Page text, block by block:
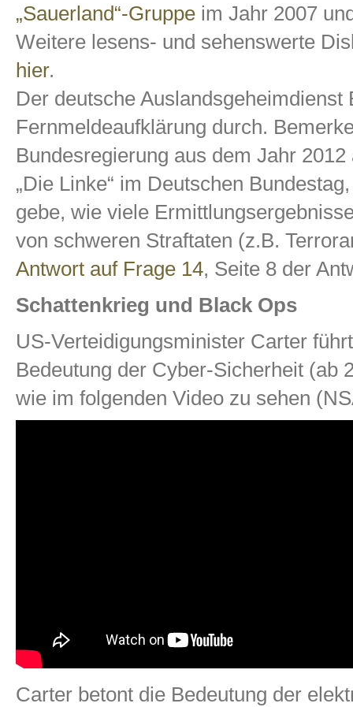
„Sauerland“-Gruppe im Jahr 2007
Weitere lesens- und sehenswerte
hier.
Der deutsche
Fernmeldeaufklärung durch.
Bundesregierung aus dem Jahr
„Die Linke“ im Deutschen
gebe, wie viele
von schweren Straftaten (z.B.
Antwort auf Frage 14, Seite 8 der
Schattenkrieg und Black Ops
US-Verteidigungsminister Carter
Bedeutung der Cyber-Sicherheit (ab
wie im folgenden Video zu sehen
Carter betont die Bedeutung der